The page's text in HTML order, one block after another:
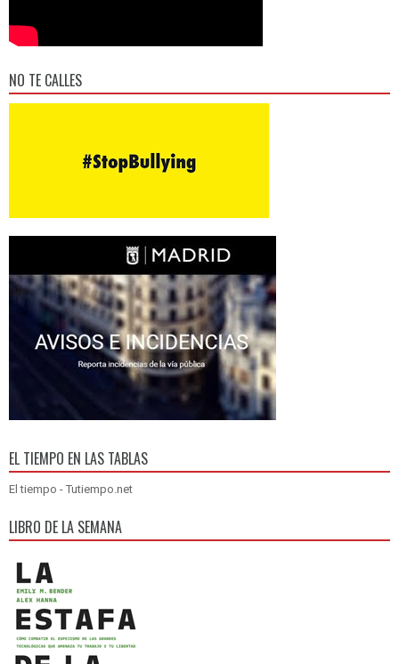
NO TE CALLES
EL TIEMPO EN LAS TABLAS
El tiempo - Tutiempo.net
LIBRO DE LA SEMANA